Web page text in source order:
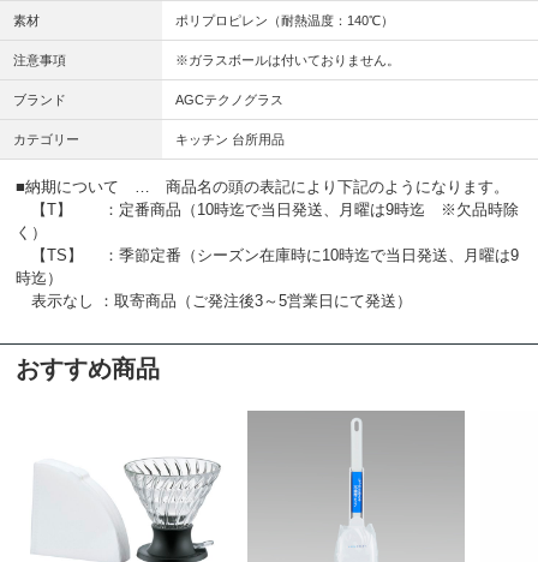
素材 ポリプロピレン（耐熱温度：140℃）
注意事項 ※ガラスボールは付いておりません。
ブランド AGCテクノグラス
カテゴリー キッチン 台所用品
■納期について … 商品名の頭の表記により下記のようになります。
【T】 ：定番商品（10時迄で当日発送、月曜は9時迄 ※欠品時除
く）
【TS】 ：季節定番（シーズン在庫時に10時迄で当日発送、月曜は9
時迄）
表示なし ：取寄商品（ご発注後3～5営業日にて発送）
おすすめ商品